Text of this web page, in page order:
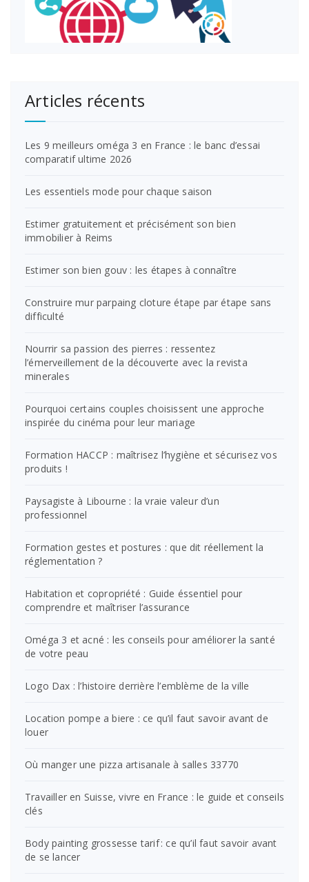
Articles récents
Les 9 meilleurs oméga 3 en France : le banc d’essai
comparatif ultime 2026
Les essentiels mode pour chaque saison
Estimer gratuitement et précisément son bien
immobilier à Reims
Estimer son bien gouv : les étapes à connaître
Construire mur parpaing cloture étape par étape sans
difficulté
Nourrir sa passion des pierres : ressentez
l’émerveillement de la découverte avec la revista
minerales
Pourquoi certains couples choisissent une approche
inspirée du cinéma pour leur mariage
Formation HACCP : maîtrisez l’hygiène et sécurisez vos
produits !
Paysagiste à Libourne : la vraie valeur d’un
professionnel
Formation gestes et postures : que dit réellement la
réglementation ?
Habitation et copropriété : Guide éssentiel pour
comprendre et maîtriser l’assurance
Oméga 3 et acné : les conseils pour améliorer la santé
de votre peau
Logo Dax : l’histoire derrière l’emblème de la ville
Location pompe a biere : ce qu’il faut savoir avant de
louer
Où manger une pizza artisanale à salles 33770
Travailler en Suisse, vivre en France : le guide et conseils
clés
Body painting grossesse tarif : ce qu’il faut savoir avant
de se lancer